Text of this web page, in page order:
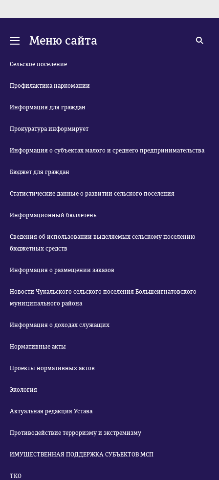
Меню сайта
Сельское поселение
Профилактика наркомании
Информация для граждан
Прокуратура информирует
Информация о субъектах малого и среднего предпринимательства
Бюджет для граждан
Статистические данные о развитии сельского поселения
Информационный бюллетень
Сведения об использовании выделяемых сельскому поселению
бюджетных средств
Информация о размещении заказов
Новости Чукальского сельского поселения Большеигнатовского
муниципального района
Информация о доходах служащих
Нормативные акты
Проекты нормативных актов
Экология
Актуальная редакция Устава
Противодействие терроризму и экстремизму
ИМУЩЕСТВЕННАЯ ПОДДЕРЖКА СУБЪЕКТОВ МСП
ТКО